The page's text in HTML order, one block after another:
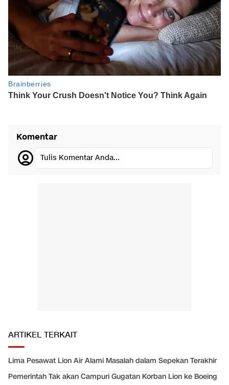
Komentar
Tulis Komentar Anda...
ARTIKEL TERKAIT
Lima Pesawat Lion Air Alami Masalah dalam Sepekan Terakhir
Pemerintah Tak akan Campuri Gugatan Korban Lion ke Boeing